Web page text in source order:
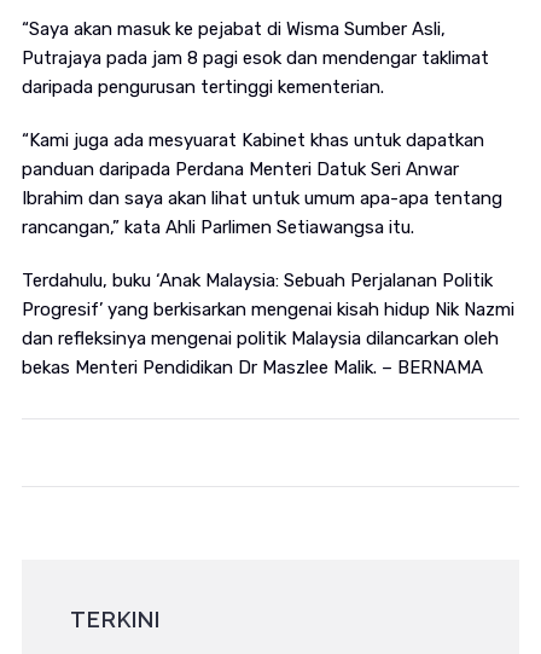
“Saya akan masuk ke pejabat di Wisma Sumber Asli,
Putrajaya pada jam 8 pagi esok dan mendengar taklimat
daripada pengurusan tertinggi kementerian.
“Kami juga ada mesyuarat Kabinet khas untuk dapatkan
panduan daripada Perdana Menteri Datuk Seri Anwar
Ibrahim dan saya akan lihat untuk umum apa-apa tentang
rancangan,” kata Ahli Parlimen Setiawangsa itu.
Terdahulu, buku ‘Anak Malaysia: Sebuah Perjalanan Politik
Progresif’ yang berkisarkan mengenai kisah hidup Nik Nazmi
dan refleksinya mengenai politik Malaysia dilancarkan oleh
bekas Menteri Pendidikan Dr Maszlee Malik. – BERNAMA
TERKINI